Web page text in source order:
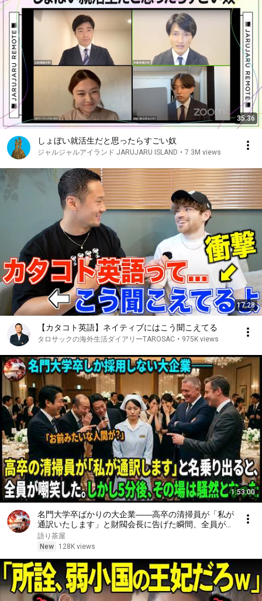
35:36
しょぼい就活生だと思ったらすごい奴
ジャルジャルアイランド JARUJARU ISLAND • 7.3M views
17:28
【カタコト英語】ネイティブにはこう聞こえてる
タロサックの海外生活ダイアリーTAROSAC • 975K views
1:53:00
名門大学卒ばかりの大企業――高卒の清掃員が「私が
通訳いたします」と財閥会長に告げた瞬間、全員が嘲
笑した。しかし5分後、その場は静まり返った。#動
エピソード#老後の物語 #家族の物語
語り茶屋
New
128K views